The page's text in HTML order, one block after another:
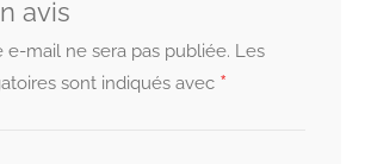
avis
e-mail ne sera pas publiée. Les
sont indiqués avec *